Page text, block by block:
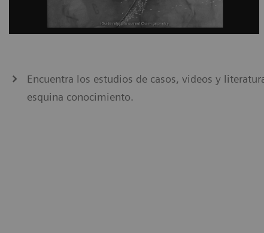
Encuentra los estudios de casos, videos y
esquina conocimiento.